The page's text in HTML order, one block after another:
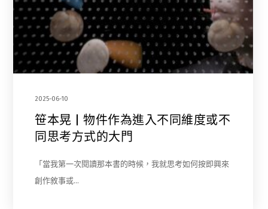
2025-06-10
笹本晃 | 物件作為進入不同維度或不
同思考方式的大門
「當我第一次閱讀那本書的時候，我就思考如何按即興來
創作敘事或…